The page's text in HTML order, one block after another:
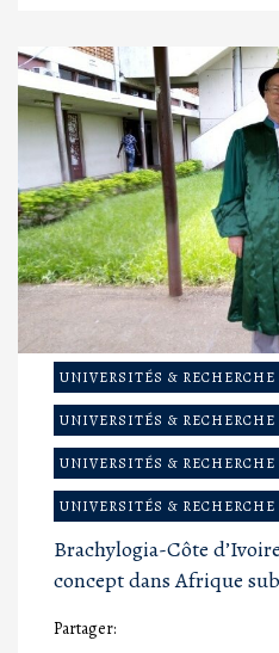
UNIVERSITÉS & RECHERCHE
UNIVERSITÉS & RECHERCHE
UNIVERSITÉS & RECHERCHE
UNIVERSITÉS & RECHERCHE
Brachylogia-Côte
concept dans Afrique
Partager: